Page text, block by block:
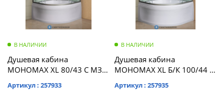
В НАЛИЧИИ
Душевая кабина
МОНОМАХ XL 80/43 С МЗ с
Артикул : 257933
В НАЛИЧИИ
Душевая кабина
МОНОМАХ XL Б/К 100/44 С
(10000012112)
Артикул : 257935